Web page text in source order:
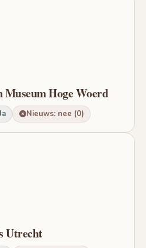
Hoge Woerd
Nieuws: nee (0)
Utrecht